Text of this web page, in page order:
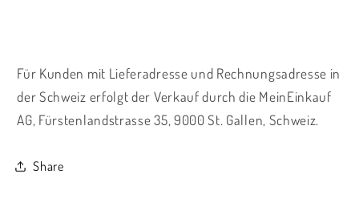
Für Kunden mit Lieferadresse und Rechnungsadresse in
der Schweiz erfolgt der Verkauf durch die MeinEinkauf
AG, Fürstenlandstrasse 35, 9000 St. Gallen, Schweiz.
Share